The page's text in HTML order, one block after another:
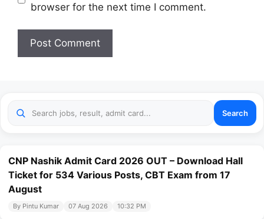
browser for the next time I comment.
Search
CNP Nashik Admit Card 2026 OUT – Download Hall
Ticket for 534 Various Posts, CBT Exam from 17
August
By Pintu Kumar 07 Aug 2026 10:32 PM